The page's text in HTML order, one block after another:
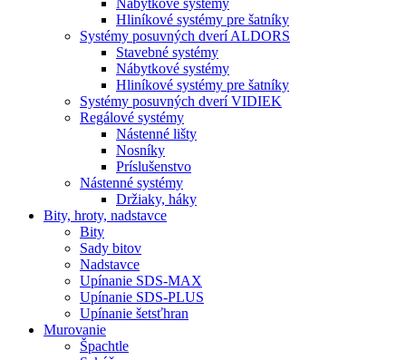
Nábytkové systémy
Hliníkové systémy pre šatníky
Systémy posuvných dverí ALDORS
Stavebné systémy
Nábytkové systémy
Hliníkové systémy pre šatníky
Systémy posuvných dverí VIDIEK
Regálové systémy
Nástenné lišty
Nosníky
Príslušenstvo
Nástenné systémy
Držiaky, háky
Bity, hroty, nadstavce
Bity
Sady bitov
Nadstavce
Upínanie SDS-MAX
Upínanie SDS-PLUS
Upínanie šetsťhran
Murovanie
Špachtle